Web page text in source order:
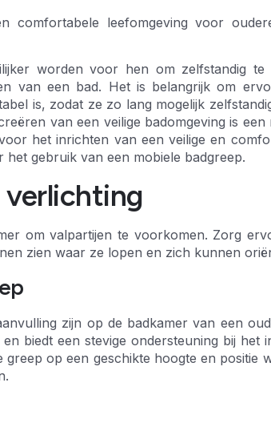
comfortabele leefomgeving voor
worden voor hen om zelfstandig
van een bad. Het is belangrijk om
is, zodat ze zo lang mogelijk
van een veilige badomgeving is een
het inrichten van een veilige en
gebruik van een mobiele badgreep.
verlichting
om valpartijen te voorkomen. Zorg
zien waar ze lopen en zich kunnen
zijn op de badkamer van een
biedt een stevige ondersteuning bij het
op een geschikte hoogte en positie